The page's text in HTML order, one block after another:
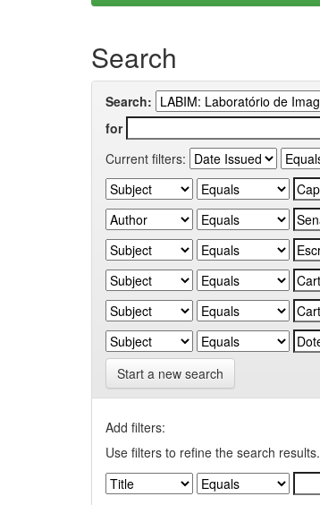
Search
Search:
for
Current filters:
Start a new search
Add filters:
Use filters to refine the search results.